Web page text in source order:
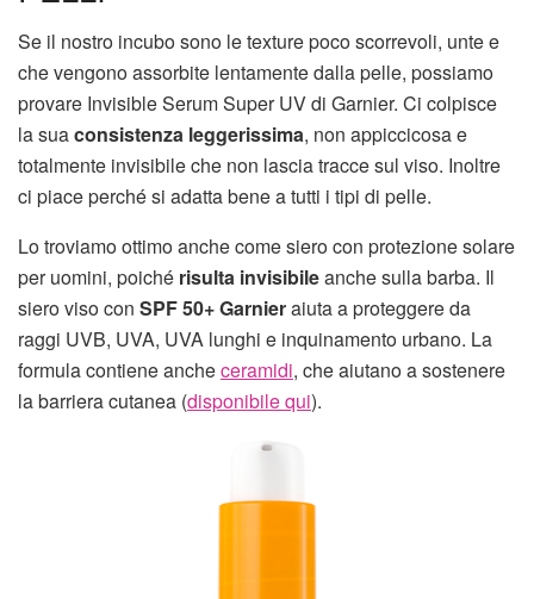
Se il nostro incubo sono le texture poco scorrevoli, unte e
che vengono assorbite lentamente dalla pelle, possiamo
provare Invisible Serum Super UV di Garnier. Ci colpisce
la suaconsistenza leggerissima, non appiccicosa e
totalmente invisibile che non lascia tracce sul viso. Inoltre
ci piace perché si adatta bene a tutti i tipi di pelle.
Lo troviamo ottimo anche come siero con protezione solare
per uomini, poiché risulta invisibileanche sulla barba. Il
siero viso con SPF 50+ Garnieraiuta a proteggere da
raggi UVB, UVA, UVA lunghi e inquinamento urbano. La
formula contiene ancheceramidi, che aiutano a sostenere
la barriera cutanea (disponibile qui).